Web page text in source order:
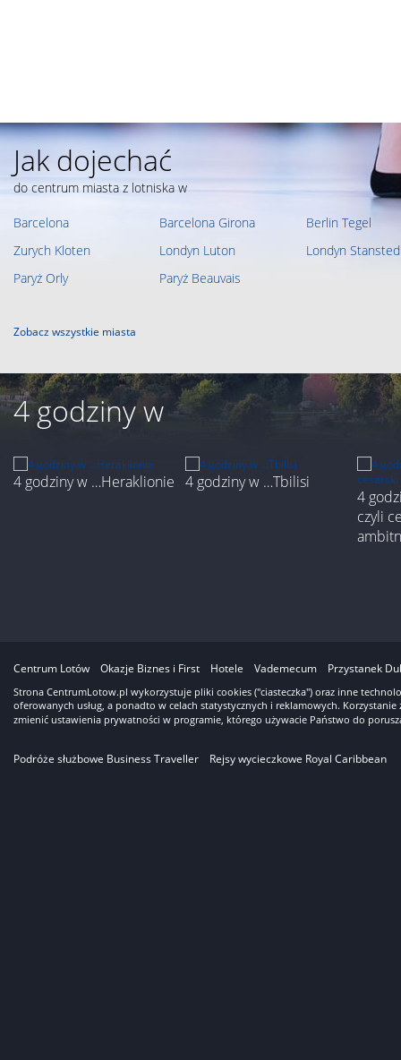
Jak dojechać
do centrum miasta z lotniska w
Barcelona Barcelona Girona
Berlin Tegel
Zurych Kloten
Londyn Luton
Londyn Stansted
Paryż Orly
Paryż Beauvais
Zobacz wszystkie miasta
4 godziny w
4 godziny w …Heraklionie 4 godziny w …Tbilisi
4
czyli
Centrum Lotów Okazje Biznes i First Hotele Vademecum Przystanek
Strona CentrumLotow.pl wykorzystuje pliki cookies ("ciasteczka") oraz inne
oferowanych usług, a ponadto w celach statystycznych i reklamowych.
zmienić ustawienia prywatności w programie, którego używacie Państwo do
Podróże służbowe Business Traveller Rejsy wycieczkowe Royal Caribbean